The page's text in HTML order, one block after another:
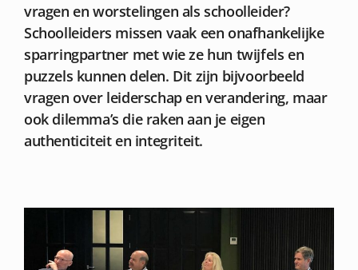
vragen en worstelingen als schoolleider?
Schoolleiders missen vaak een onafhankelijke
sparringpartner met wie ze hun twijfels en
puzzels kunnen delen. Dit zijn bijvoorbeeld
vragen over leiderschap en verandering, maar
ook dilemma’s die raken aan je eigen
authenticiteit en integriteit.